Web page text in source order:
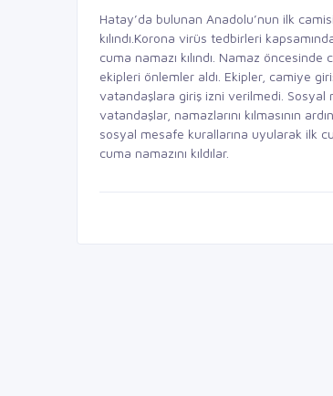
Hatay’da bulunan Anadolu’nun ilk
kılındı.Korona virüs tedbirleri
cuma namazı kılındı. Namaz
ekipleri önlemler aldı. Ekipler, camiye
vatandaşlara giriş izni verilmedi. Sosyal
vatandaşlar, namazlarını kılmasının
sosyal mesafe kurallarına uyularak ilk
cuma namazını kıldılar.